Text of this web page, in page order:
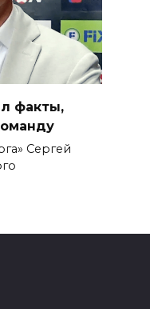
факты,
Сергей